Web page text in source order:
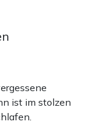
ist im stolzen